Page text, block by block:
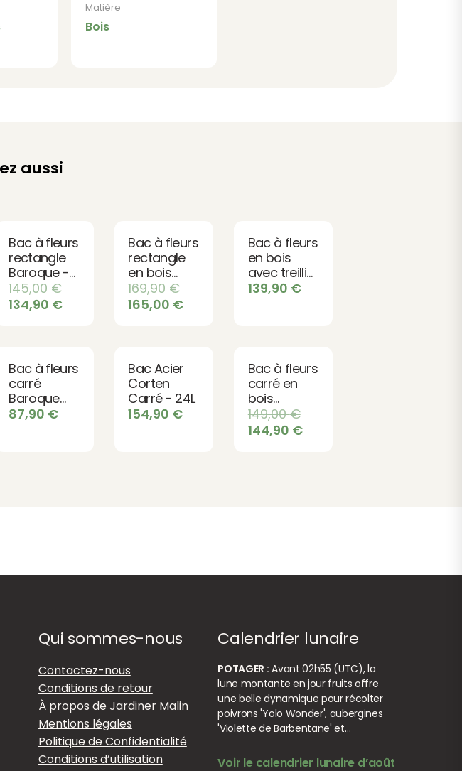
Matière
Bois
aussi
Bac à fleurs
rectangle
Baroque -
Design
intemporel
145,00€
134,90 €
Bac à fleurs
rectangle
en bois
STOCKHOLM
169,90€
165,00 €
Bac à fleurs
en bois
avec treillis
Lign Z
139,90 €
Bac à fleurs
carré
Baroque
58L
87,90 €
Bac Acier
Corten
Carré - 24L
154,90 €
Bac à fleurs
carré en
bois
Vendôme
149,00€
144,90 €
Qui sommes-nous
Contactez-nous
Conditions de retour
À propos de Jardiner Malin
Mentions légales
Politique de Confidentialité
Conditions d’utilisation
Calendrier lunaire
POTAGER : Avant 02h55 (UTC), la
lune montante en jour fruits offre
une belle dynamique pour récolter
poivrons 'Yolo Wonder', aubergines
'Violette de Barbentane' et…
Voir le calendrier lunaire d’août